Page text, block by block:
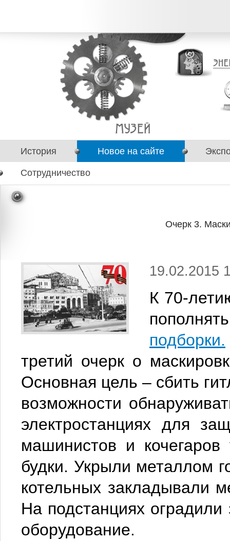
История Новое на сайте
Сотрудничество
Очерк 3.
19.02.2015
К 70-
подборки.
третий очерк о
Основная цель – сбить
возможности
электростанциях для
машинистов и кочегаров
будки. Укрыли металлом
котельных закладывали
На подстанциях
оборудование.